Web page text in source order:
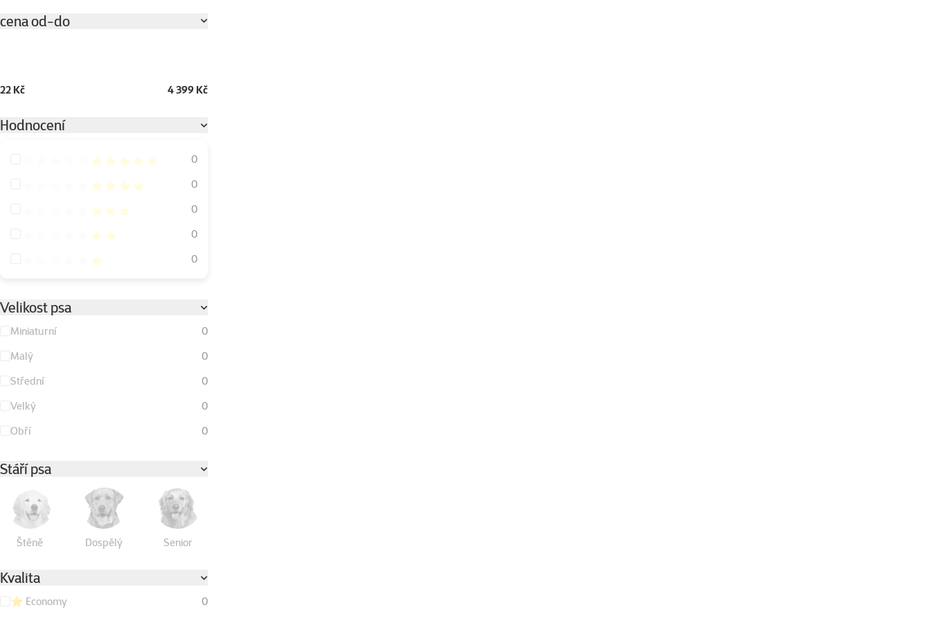
cena od-do
22 Kč 4 399 Kč
Hodnocení
Hodnocení 100%
0
Hodnocení 80%
0
Hodnocení 60%
0
Hodnocení 40%
0
Hodnocení 20%
0
Velikost psa
Miniaturní
0
Malý
0
Střední
0
Velký
0
Obří
0
Stáří psa
Štěně Dospělý Senior
Kvalita
⭐ Economy
0